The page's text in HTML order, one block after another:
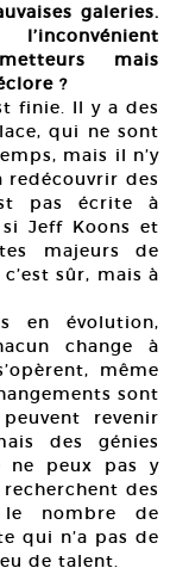
galeries.
mais
?
finie. Il y a des
qui ne sont
mais il n’y
redécouvrir des
pas écrite à
si Jeff Koons et
majeurs de
sûr, mais à
en évolution,
change à
même
sont
revenir
des génies
ne peux pas y
des
le nombre de
qui n’a pas de
de talent.